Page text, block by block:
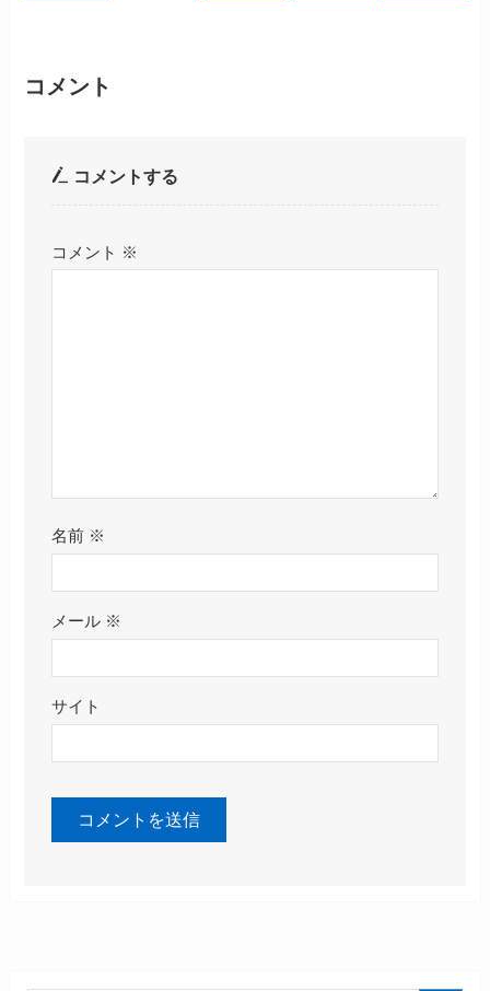
コメント
コメントする
コメント ※
名前 ※
メール ※
サイト